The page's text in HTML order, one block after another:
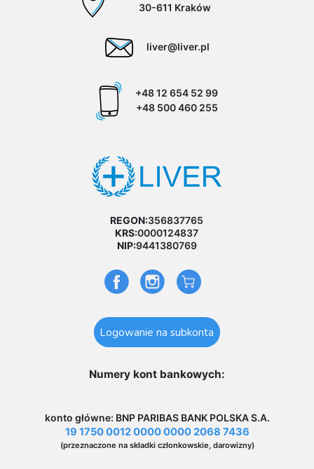
30-611 Kraków
liver@liver.pl
+48 12 654 52 99
+48 500 460 255
REGON:356837765
KRS:0000124837
NIP:9441380769
Logowanie na subkonta
Numery kont bankowych:
konto główne: BNP PARIBAS BANK POLSKA S.A.
19 1750 0012 0000 0000 2068 7436
(przeznaczone na składki członkowskie, darowizny)